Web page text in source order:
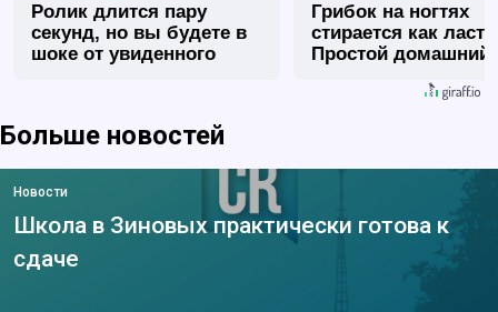
Ролик длится пару
секунд, но вы будете в
шоке от увиденного
Грибок на ногтях
стирается как
Простой домашний
Больше новостей
Новости
Школа в Зиновых практически готова к
сдаче